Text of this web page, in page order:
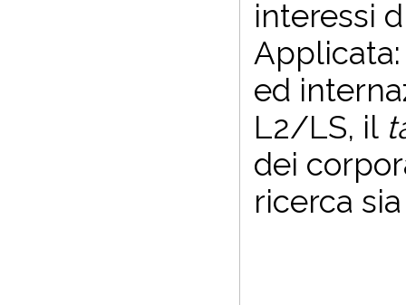
interessi
ed
L2/LS, il
dei
ricerca